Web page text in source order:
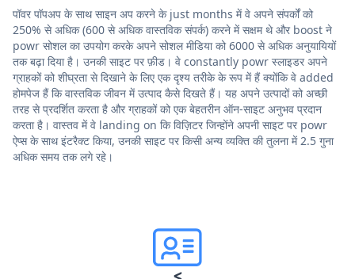
पॉवर पॉपअप के साथ साइन अप करने के just months में वे अपने संपर्कों को
250% से अधिक (600 से अधिक वास्तविक संपर्क) करने में सक्षम थे और boost ने
powr सोशल का उपयोग करके अपने सोशल मीडिया को 6000 से अधिक अनुयायियों
तक बढ़ा दिया है। उनकी साइट पर फ़ीड। वे constantly powr स्लाइडर अपने
ग्राहकों को शीघ्रता से दिखाने के लिए एक दृश्य तरीके के रूप में हैं क्योंकि वे added
होमपेज हैं कि वास्तविक जीवन में उत्पाद कैसे दिखते हैं। यह अपने उत्पादों को अच्छी
तरह से प्रदर्शित करता है और ग्राहकों को एक बेहतरीन ऑन-साइट अनुभव प्रदान
करता है। वास्तव में वे landing on कि विज़िटर जिन्होंने अपनी साइट पर powr
ऐप्स के साथ इंटरैक्ट किया, उनकी साइट पर किसी अन्य व्यक्ति की तुलना में 2.5 गुना
अधिक समय तक लगे रहे।